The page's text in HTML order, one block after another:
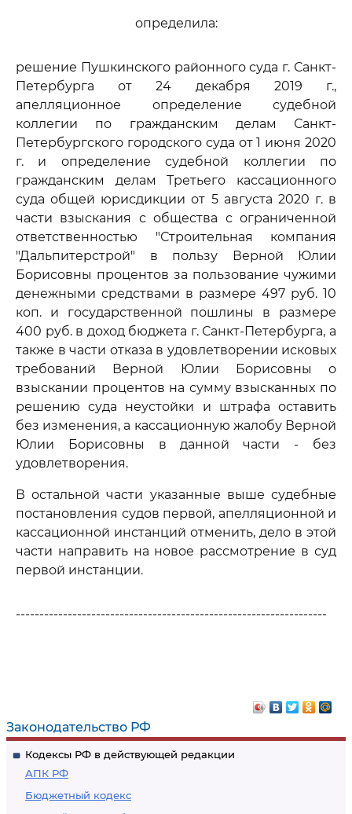
Законодательство РФ
Кодексы РФ в действующей редакции
АПК РФ
Бюджетный кодекс
определила:
решение Пушкинского районного суда г. Санкт-
Петербурга от 24 декабря 2019 г.,
апелляционное определение судебной
коллегии по гражданским делам Санкт-
Петербургского городского суда от 1 июня 2020
г. и определение судебной коллегии по
гражданским делам Третьего кассационного
суда общей юрисдикции от 5 августа 2020 г. в
части взыскания с общества с ограниченной
ответственностью "Строительная компания
"Дальпитерстрой" в пользу Верной Юлии
Борисовны процентов за пользование чужими
денежными средствами в размере 497 руб. 10
коп. и государственной пошлины в размере
400 руб. в доход бюджета г. Санкт-Петербурга, а
также в части отказа в удовлетворении исковых
требований Верной Юлии Борисовны о
взыскании процентов на сумму взысканных по
решению суда неустойки и штрафа оставить
без изменения, а кассационную жалобу Верной
Юлии Борисовны в данной части - без
удовлетворения.
В остальной части указанные выше судебные
постановления судов первой, апелляционной и
кассационной инстанций отменить, дело в этой
части направить на новое рассмотрение в суд
первой инстанции.
------------------------------------------------------------------